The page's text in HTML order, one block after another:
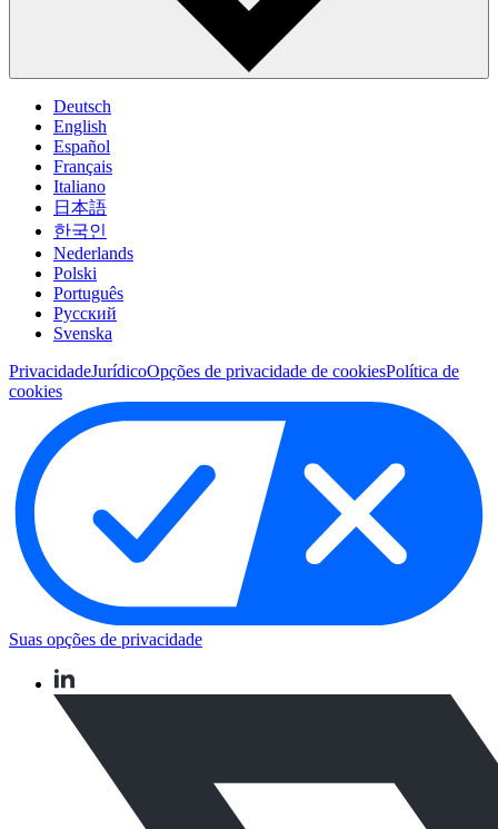
Deutsch
English
Español
Français
Italiano
日本語
한국인
Nederlands
Polski
Português
Pусский
Svenska
PrivacidadeJurídicoOpções de privacidade de cookiesPolítica de
cookies
Suas opções de privacidade